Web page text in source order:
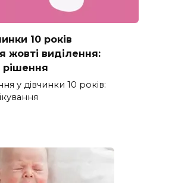
10 років
жовті виділення:
рішення
у дівчинки 10 років: